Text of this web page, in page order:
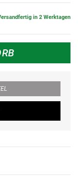
in 2 Werktagen